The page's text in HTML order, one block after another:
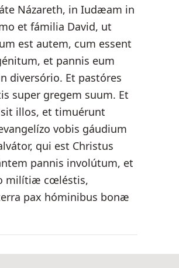
Názareth, in Iudæam in
et fámilia David, ut
est autem, cum essent
et pannis eum
diversório. Et pastóres
super gregem suum. Et
illos, et timuérunt
vobis gáudium
qui est Christus
pannis involútum, et
milítiæ cœléstis,
pax hóminibus bonæ